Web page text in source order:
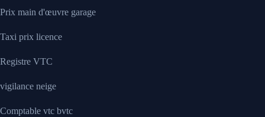
Prix main d'œuvre garage
Taxi prix licence
Registre VTC
vigilance neige
Comptable vtc bvtc